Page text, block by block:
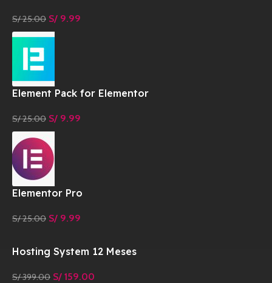
S/25.00 S/ 9.99
Element Pack for Elementor
S/25.00 S/ 9.99
Elementor Pro
S/25.00 S/ 9.99
Hosting System 12 Meses
S/399.00 S/ 159.00